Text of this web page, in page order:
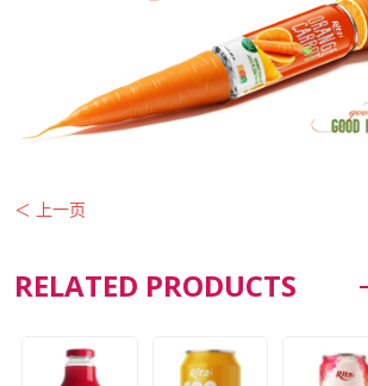
＜ 上一页
RELATED PRODUCTS